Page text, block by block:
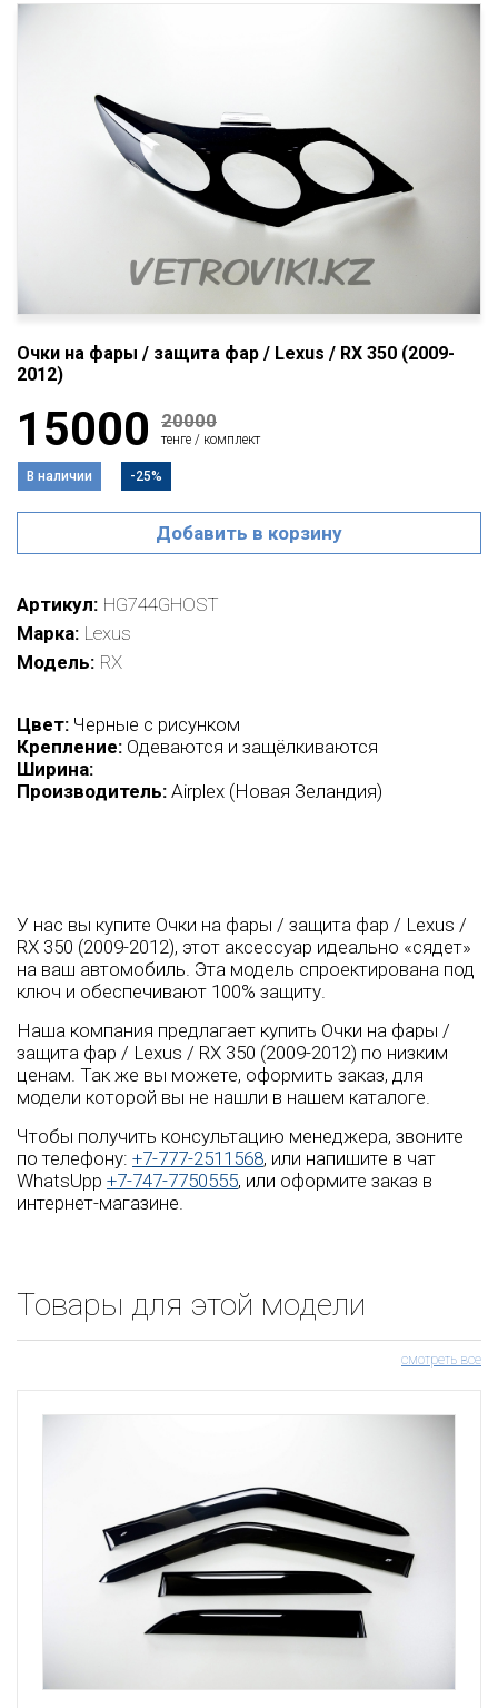
Очки на фары / защита фар / Lexus / RX 350 (2009-
2012)
15000 20000
тенге / комплект
В наличии -25%
Добавить в корзину
Артикул HG744GHOST
Марка Lexus
Модель RX
Цвет: Черные с рисунком
Крепление: Одеваются и защёлкиваются
Ширина:
Производитель: Airplex (Новая Зеландия)
У нас вы купите Очки на фары / защита фар / Lexus /
RX 350 (2009-2012), этот аксессуар идеально «сядет»
на ваш автомобиль. Эта модель спроектирована под
ключ и обеспечивают 100% защиту.
Наша компания предлагает купить Очки на фары /
защита фар / Lexus / RX 350 (2009-2012) по низким
ценам. Так же вы можете, оформить заказ, для
модели которой вы не нашли в нашем каталоге.
Чтобы получить консультацию менеджера, звоните
по телефону: +7-777-2511568, или напишите в чат
WhatsUpp +7-747-7750555, или оформите заказ в
интернет-магазине.
Товары для этой модели
смотреть все